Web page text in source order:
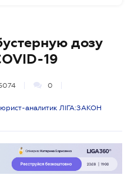
дозу
19
0
аналитик ЛІГА:ЗАКОН